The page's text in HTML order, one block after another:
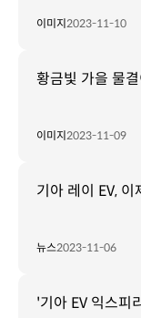
이미지2023-11-10
황금빛 가을 물
이미지2023-11-09
기아 레이 EV,
뉴스2023-11-06
'기아 EV 익스피